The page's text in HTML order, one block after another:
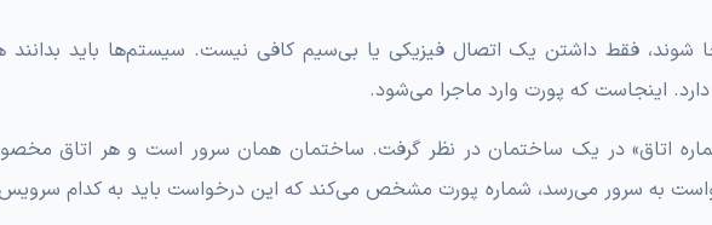
شوند، فقط داشتن یک اتصال فیزیکی یا بی‌سیم کافی نیست. سیستم‌ها باید بدانند
اینجاست که پورت وارد ماجرا می‌شود.
اتاق» در یک ساختمان در نظر گرفت. ساختمان همان سرور است و هر اتاق
به سرور می‌رسد، شماره پورت مشخص می‌کند که این درخواست باید به کدام